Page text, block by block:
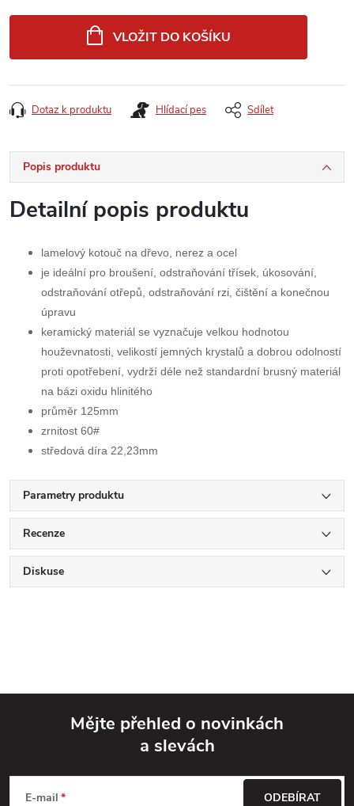
VLOŽIT DO KOŠÍKU
Dotaz k produktu Hlídací pes Sdílet
Popis produktu
Detailní popis produktu
lamelový kotouč na dřevo, nerez a ocel
je ideální pro broušení, odstraňování třísek, úkosování,
odstraňování otřepů, odstraňování rzi, čištění a konečnou
úpravu
keramický materiál se vyznačuje velkou hodnotou
houževnatosti, velikostí jemných krystalů a dobrou odolností
proti opotřebení, vydrží déle než standardní brusný materiál
na bázi oxidu hlinitého
průměr 125mm
zrnitost 60#
středová díra 22,23mm
Parametry produktu
Recenze
Diskuse
Mějte přehled o novinkách
a slevách
E-mail ODEBÍRAT